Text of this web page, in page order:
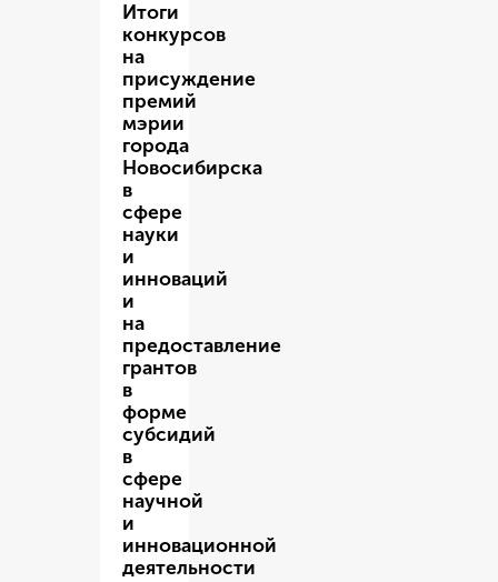
Итоги
конкурсов
на
присуждение
премий
мэрии
города
Новосибирска
в
сфере
науки
и
инноваций
и
на
предоставление
грантов
в
форме
субсидий
в
сфере
научной
и
инновационной
деятельности